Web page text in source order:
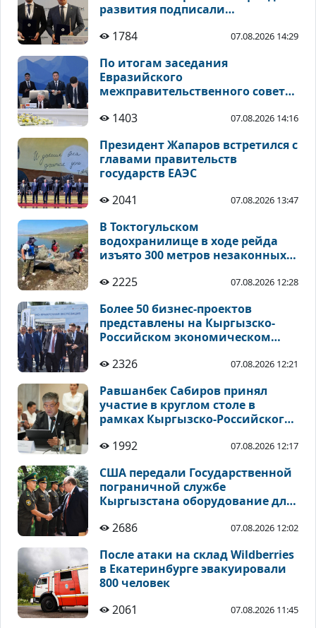
развития подписали
инвестиционным проектам
1784 07.08.2026 14:29
По итогам заседания
Евразийского
межправительственного совета
1403
07.08.2026 14:16
Президент Жапаров встретился с
главами правительств
государств ЕАЭС
2041
07.08.2026 13:47
В Токтогульском
водохранилище в ходе рейда
изъято 300 метров незаконных
2225
07.08.2026 12:28
Более 50 бизнес-проектов
представлены на Кыргызско-
Российском экономическом
2326
07.08.2026 12:21
Равшанбек Сабиров принял
участие в круглом столе в
рамках Кыргызско-Российского
1992
07.08.2026 12:17
США передали Государственной
пограничной службе
Кыргызстана оборудование для
2686
07.08.2026 12:02
После атаки на склад Wildberries
в Екатеринбурге эвакуировали
800 человек
2061
07.08.2026 11:45